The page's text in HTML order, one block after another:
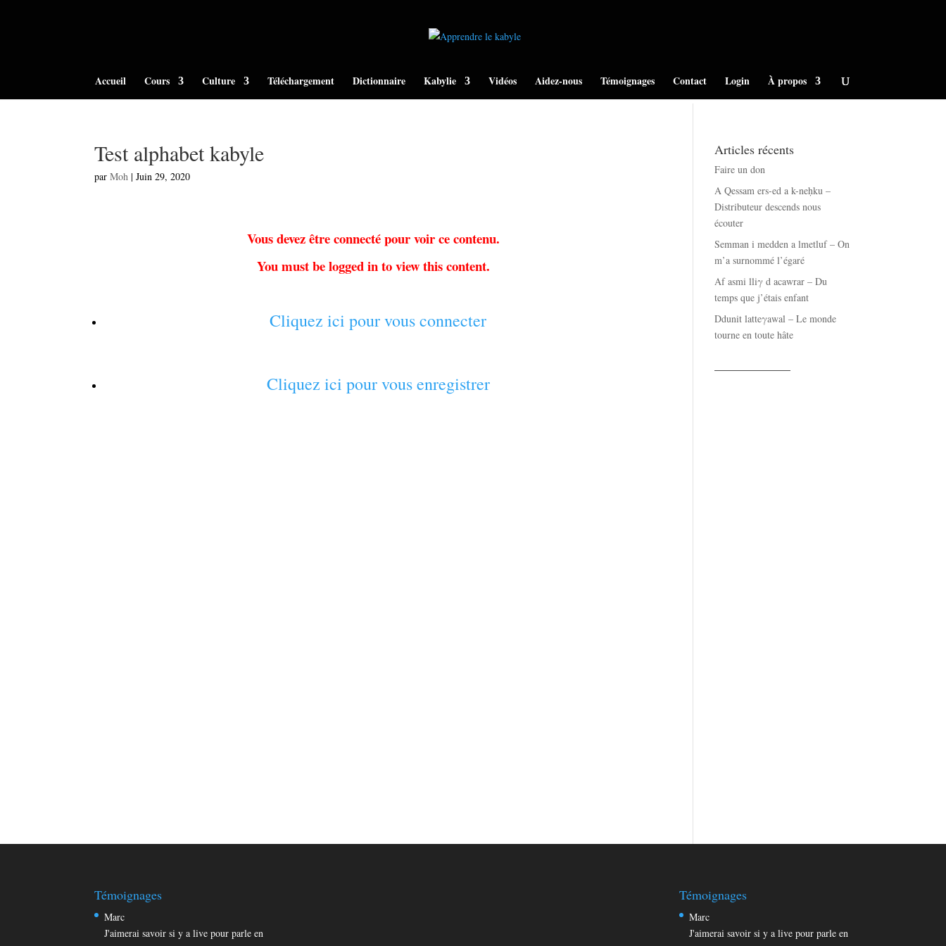
Accueil Cours Culture Téléchargement Dictionnaire Kabylie Vidéos Aidez-nous Témoignages Contact Login À propos
Test alphabet kabyle
parMoh |Juin 29, 2020
Vous devez être connecté pour voir ce contenu.
You must be logged in to view this content.
Cliquez ici pour vous connecter
Cliquez ici pour vous enregistrer
Articles récents
Faire un don
A Qessam ers-ed a k-neḥku –
Distributeur descends nous
écouter
Semman i medden a lmetluf – On
m’a surnommé l’égaré
Af asmi lliγ d acawrar – Du
temps que j’étais enfant
Ddunit latteγawal – Le monde
tourne en toute hâte
——————
Témoignages
Marc
J'aimerai savoir si y a live pour parle en
Témoignages
Marc
J'aimerai savoir si y a live pour parle en